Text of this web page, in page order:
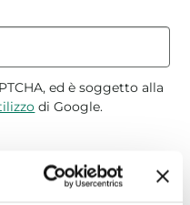
ed è soggetto alla
di Google.
risposte al mio